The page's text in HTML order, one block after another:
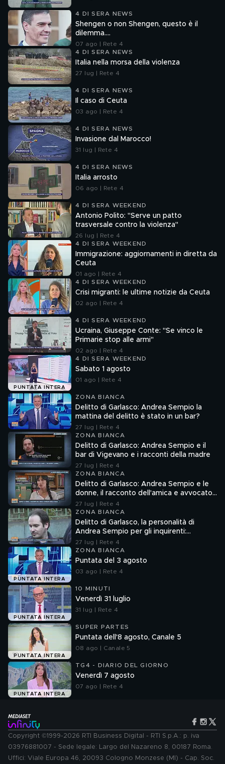
4 DI SERA NEWS
Shengen o non Shengen, questo è il
dilemma....
07 ago | Rete 4
4 DI SERA NEWS
Italia nella morsa della violenza
27 lug | Rete 4
4 DI SERA NEWS
Il caso di Ceuta
03 ago | Rete 4
4 DI SERA NEWS
Invasione dal Marocco!
31 lug | Rete 4
4 DI SERA NEWS
Italia arrosto
06 ago | Rete 4
4 DI SERA WEEKEND
Antonio Polito: "Serve un patto
trasversale contro la violenza"
26 lug | Rete 4
4 DI SERA WEEKEND
Immigrazione: aggiornamenti in diretta da
Ceuta
01 ago | Rete 4
4 DI SERA WEEKEND
Crisi migranti: le ultime notizie da Ceuta
02 ago | Rete 4
4 DI SERA WEEKEND
Ucraina, Giuseppe Conte: "Se vinco le
Primarie stop alle armi"
02 ago | Rete 4
PUNTATA INTERA
4 DI SERA WEEKEND
Sabato 1 agosto
01 ago | Rete 4
ZONA BIANCA
Delitto di Garlasco: Andrea Sempio la
mattina del delitto è stato in un bar?
27 lug | Rete 4
ZONA BIANCA
Delitto di Garlasco: Andrea Sempio e il
bar di Vigevano e i racconti della madre
27 lug | Rete 4
ZONA BIANCA
Delitto di Garlasco: Andrea Sempio e le
donne, il racconto dell'amica e avvocato
Angela Taccia
27 lug | Rete 4
ZONA BIANCA
Delitto di Garlasco, la personalità di
Andrea Sempio per gli inquirenti:
"Ossessionato e bugiardo"
27 lug | Rete 4
PUNTATA INTERA
ZONA BIANCA
Puntata del 3 agosto
03 ago | Rete 4
PUNTATA INTERA
10 MINUTI
Venerdì 31 luglio
31 lug | Rete 4
PUNTATA INTERA
SUPER PARTES
Puntata dell'8 agosto, Canale 5
08 ago | Canale 5
PUNTATA INTERA
TG4 - DIARIO DEL GIORNO
Venerdì 7 agosto
07 ago | Rete 4
Copyright ©1999-2026 RTI Business Digital - RTI S.p.A.: p. iva
03976881007 - Sede legale: Largo del Nazareno 8, 00187 Roma.
Uffici: Viale Europa 46, 20093 Cologno Monzese (MI) - Cap. Soc.